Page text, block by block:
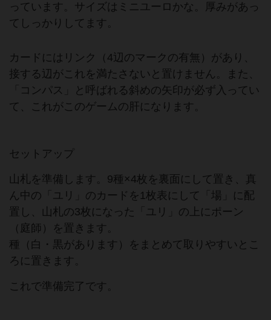
っています。サイズはミニユーロかな。厚みがあっ
てしっかりしてます。
カードにはリンク（4辺のマークの有無）があり、
接する辺がこれを満たさないと置けません。また、
「コンパス」と呼ばれる斜めの矢印が必ず入ってい
て、これがこのゲームの肝になります。
セットアップ
山札を準備します。9種×4枚を裏面にして置き、真
ん中の「ユリ」のカードを1枚表にして「場」に配
置し、山札の3枚になった「ユリ」の上にポーン
（庭師）を置きます。
種（白・黒があります）をまとめて取りやすいとこ
ろに置きます。
これで準備完了です。